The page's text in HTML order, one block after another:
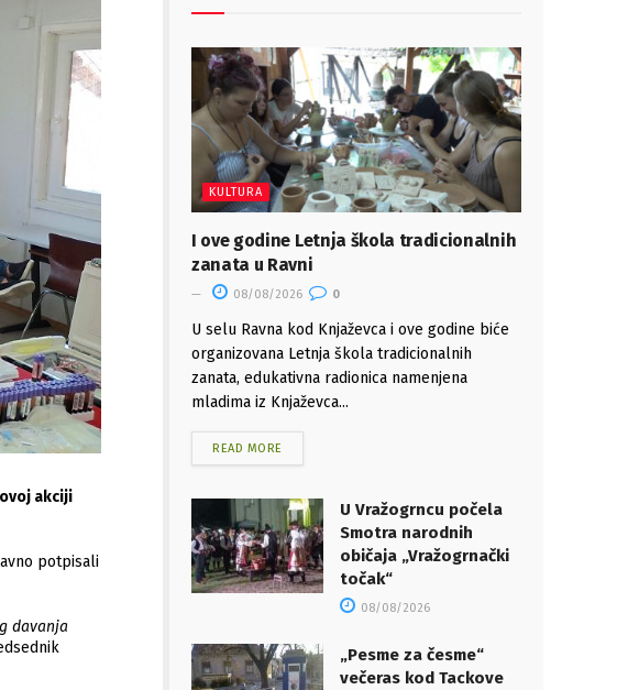
akciji
potpisali
davanja
KULTURA
I ove godine Letnja škola tradicionalnih
zanata u Ravni
08/08/2026 0
U selu Ravna kod Knjaževca i ove godine biće
organizovana Letnja škola tradicionalnih
zanata, edukativna radionica namenjena
mladima iz Knjaževca...
READ MORE
U Vražogrncu počela
Smotra narodnih
običaja „Vražogrnački
točak“
08/08/2026
„Pesme za česme“
večeras kod Tackove